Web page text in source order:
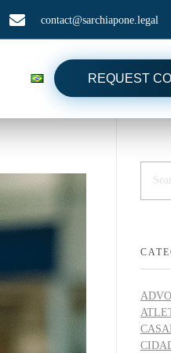
contact@sarchiapone.legal
REQUEST